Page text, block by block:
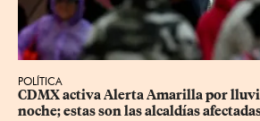
POLÍTICA
CDMX activa Alerta Amarilla por
noche; estas son las alcaldías